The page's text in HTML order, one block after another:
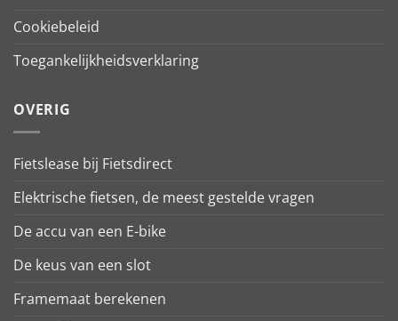
Cookiebeleid
Toegankelijkheidsverklaring
OVERIG
Fietslease bij Fietsdirect
Elektrische fietsen, de meest gestelde vragen
De accu van een E-bike
De keus van een slot
Framemaat berekenen